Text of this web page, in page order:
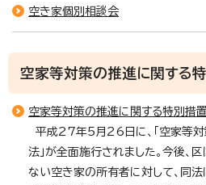
空き家個別相談会
空家等対策の推進に関する
空家等対策の推進に関する特別措
平成27年5月26日に、「空家等
法」が全面施行されました。今後、
ない空き家の所有者に対して、同法